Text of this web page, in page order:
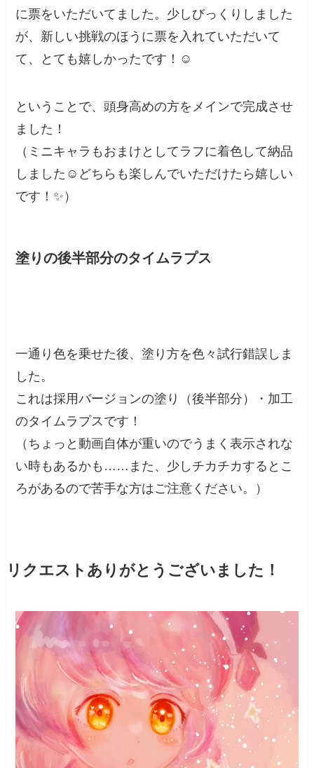
に票をいただいてました。少しびっくりしました
が、新しい挑戦のほうに票を入れていただいて
て、とても嬉しかったです！☺️
ということで、頭身高めの方をメインで完成させ
ました！
（ミニキャラもおまけとしてラフに着色して納品
しました☺️どちらも楽しんでいただけたら嬉しい
です！✨）
塗りの後半部分のタイムラプス
一通り色を乗せた後、塗り方を色々試行錯誤しま
した。
これは採用バージョンの塗り（後半部分）・加工
のタイムラプスです！
（ちょっと動画自体が重いのでうまく表示されな
い時もあるかも……また、少しチカチカするとこ
ろがあるので苦手な方はご注意ください。）
リクエストありがとうございました！